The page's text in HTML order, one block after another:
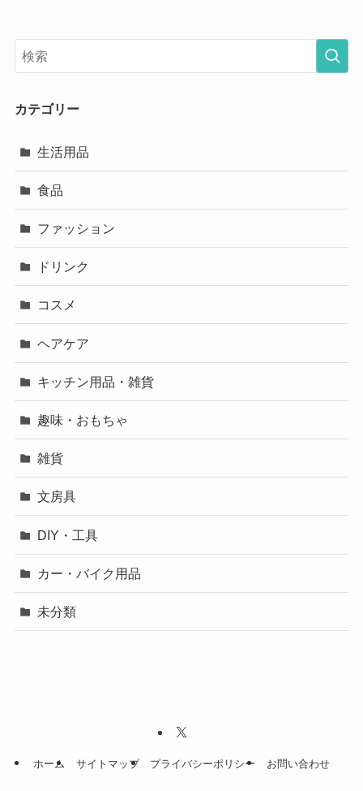
カテゴリー
生活用品
食品
ファッション
ドリンク
コスメ
ヘアケア
キッチン用品・雑貨
趣味・おもちゃ
雑貨
文房具
DIY・工具
カー・バイク用品
未分類
ホーム サイトマップ プライバシーポリシー お問い合わせ